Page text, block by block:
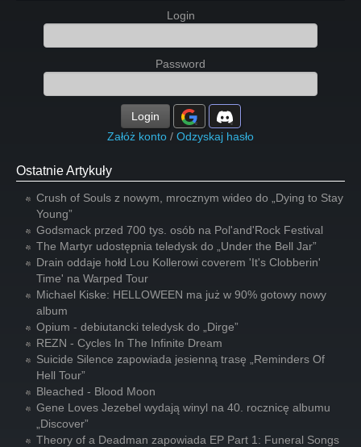
Login
Password
Login
Załóż konto / Odzyskaj hasło
Ostatnie Artykuły
Crush of Souls z nowym, mrocznym wideo do „Dying to Stay
Young”
Godsmack przed 700 tys. osób na Pol'and'Rock Festival
The Martyr udostępnia teledysk do „Under the Bell Jar”
Drain oddaje hołd Lou Kollerowi coverem 'It's Clobberin'
Time' na Warped Tour
Michael Kiske: HELLOWEEN ma już w 90% gotowy nowy
album
Opium - debiutancki teledysk do „Dirge”
REZN - Cycles In The Infinite Dream
Suicide Silence zapowiada jesienną trasę „Reminders Of
Hell Tour”
Bleached - Blood Moon
Gene Loves Jezebel wydają winyl na 40. rocznicę albumu
„Discover”
Theory of a Deadman zapowiada EP Part 1: Funeral Songs